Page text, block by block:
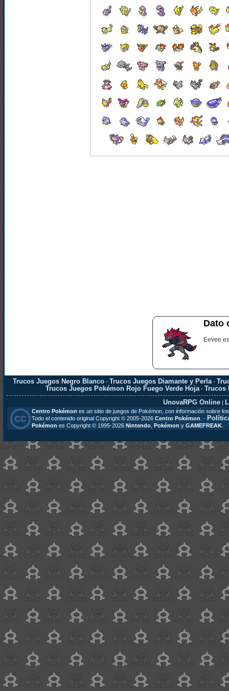
Dato
Eevee
Trucos Juegos Negro Blanco -Trucos Juegos Diamante y Perla -
Trucos Juegos Pokémon Rojo Fuego Verde Hoja -Trucos
UnovaRPG Online |
Centro Pokémon es un sitio de juegos de Pokémon, con información sobre
Todo el contenido original Copyright © 2005-2026 Centro Pokémon . -
Pokémon es Copyright © 1995-2026 Nintendo, Pokémon y GAMEFREAK.